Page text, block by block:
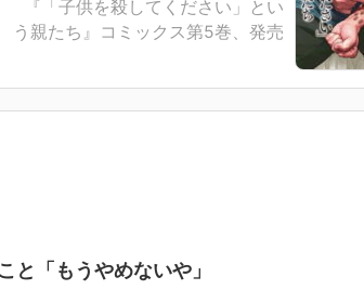
『「子供を殺してください」とい
う親たち』コミックス第5巻、発売
と「もうやめないや」